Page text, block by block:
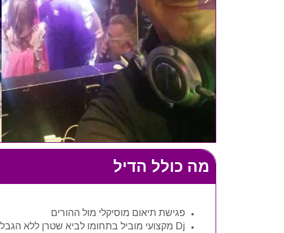
מה כולל הדיל
פגישת תיאום מוסיקלי מול ההורים
Dj מקצועי מוביל בתחומו לביא שטרן ללא הגבלת זמן